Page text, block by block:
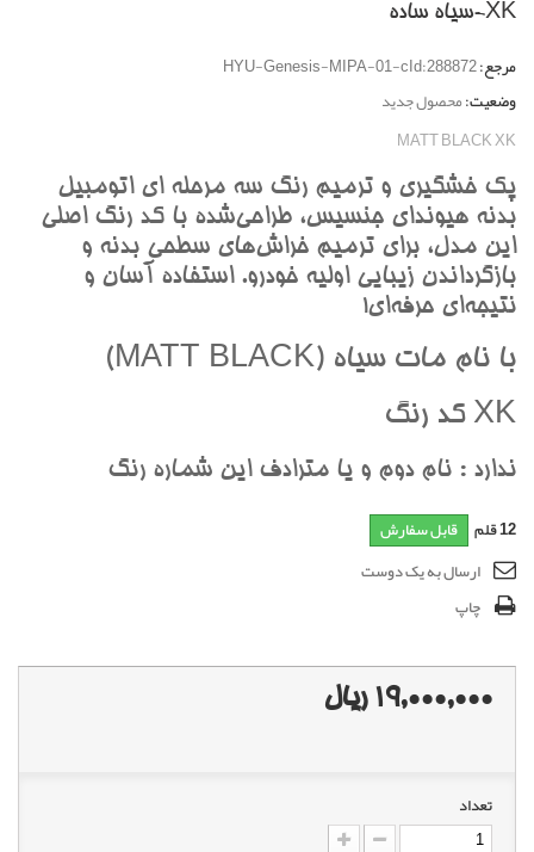
XK-سياه ساده
مرجع:HYU-Genesis-MIPA-01-cId:288872
وضعیت:محصول جدید
MATT BLACK XK
پک خشگيري و ترميم رنگ سه مرحله اي اتومبيل
بدنه هيونداي جنسيس، طراحي‌شده با کد رنگ اصلي
اين مدل، براي ترميم خراش‌هاي سطحي بدنه و
بازگرداندن زيبايي اوليه خودرو. استفاده آسان و
نتيجه‌اي حرفه‌اي!
با نام مات سياه (MATT BLACK)
XK کد رنگ
ندارد : نام دوم و يا مترادف اين شماره رنگ
12قلم قابل سفارش
ارسال به یک دوست
چاپ
19,000,000 ریال
تعداد